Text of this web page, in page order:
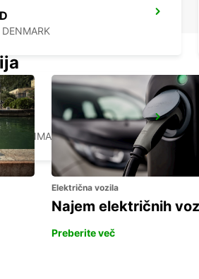
- DENMARK
Električna vozila
Najem električnih
Preberite več